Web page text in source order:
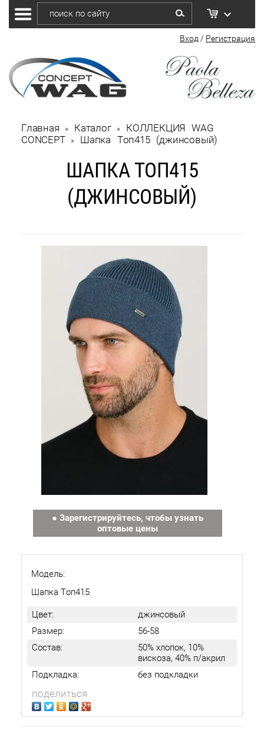
Вход / Регистрация
Главная » Каталог » КОЛЛЕКЦИЯ WAG
CONCEPT » Шапка Топ415 (джинсовый)
ШАПКА ТОП415
(ДЖИНСОВЫЙ)
● Зарегистрируйтесь, чтобы узнать
оптовые цены
Модель:
Шапка Топ415
Цвет:
джинсовый
Размер:
56-58
Состав:
50% хлопок, 10%
вискоза, 40% п/акрил
Подкладка:
без подкладки
поделиться